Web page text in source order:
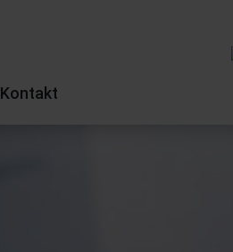
Kontakt